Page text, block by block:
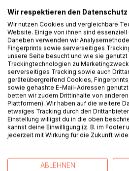
Nie hätte sich der zehnjährige
dass es wirklich Kobolde gibt.
kleine Kobold Tengu vor ihm
ganzes Leben. Nathan hat nun
seiner Seite und schlittert schon
ins nächste. Doch damit nicht
einen Spezialauftrag und nimmt
große Reise.
Witziges Kobold-Abenteuer für
unter anderem in der Welt-
wichtigsten Sehenswürdigkeiten
Big Ben und Piccadilly Circus
beschrieben.
Diese Taschenbuch-Ausgabe
Wir respektieren den Datenschutz
Wir nutzen Cookies und vergleichbare
Website. Einige von ihnen sind
Daneben verwenden wir
Fingerprints sowie serverseitiges
unsere Seite besucht und wie sie
Trackingtechnologien zu
serverseitiges Tracking sowie auch
geräteübergreifend Cookies,
sowie gehashte E-Mail-Adressen
betten wir zudem Drittinhalte von
Plattformen). Wir haben auf die weitere
etwaiges Tracking durch den
Einstellung willigst du in die oben
kannst deine Einwilligung (z. B. im Footer
jederzeit mit Wirkung für die Zukunft
ABLEHNEN